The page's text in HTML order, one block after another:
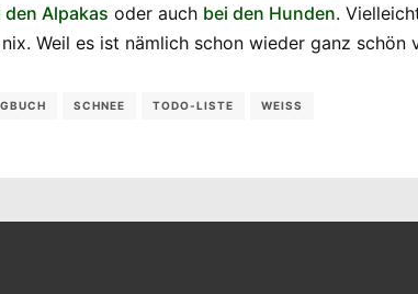
den Alpakas oder auch bei den Hunden.
Weil es ist nämlich schon wieder ganz
SCHNEE TODO-LISTE WEISS